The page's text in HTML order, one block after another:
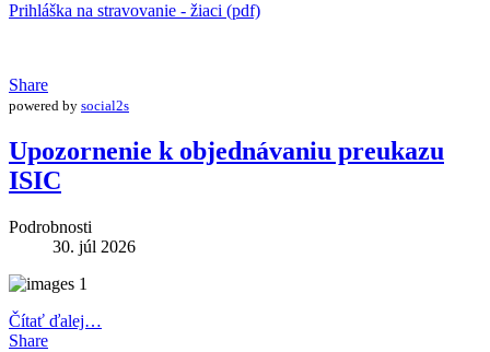
Prihláška na stravovanie - žiaci (pdf)
Share
powered by social2s
Upozornenie k objednávaniu preukazu
ISIC
Podrobnosti
30. júl 2026
Čítať ďalej…
Share